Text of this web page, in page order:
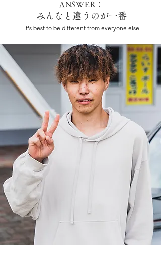
ANSWER：
みんなと違うのが一番
It's best to be different from everyone else